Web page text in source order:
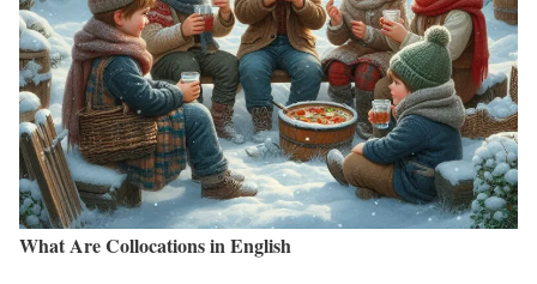
What Are Collocations in English